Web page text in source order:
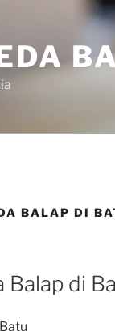
BALAP DI
Balap di